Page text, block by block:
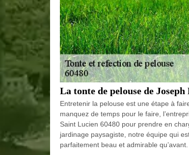
La tonte de pelouse de Joseph
Entretenir la pelouse est une étape à
manquez de temps pour le faire,
Saint Lucien 60480 pour prendre en
jardinage paysagiste, notre équipe qui
parfaitement beau et admirable